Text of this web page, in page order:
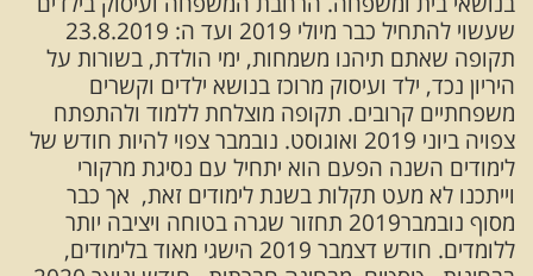
שעשוי להתחיל כבר מיולי 2019 ועד ה: 23.8.2019
תקופה שאתם תיהנו משמחות, ימי הולדת, בשורות על
היריון נכד, ילד ועיסוק מרוכז בנושא ילדים וקשרים
משפחתיים קרובים. תקופה מוצלחת ללמוד ולהתפתח
צפויה ביוני 2019 ואוגוסט. נובמבר צפוי להיות חודש של
לימודים השנה הפעם הוא יתחיל עם נסיגת מרקורי
וייתכנו לא מעט תקלות בשנת לימודים זאת, אך כבר
מסוף נובמבר2019 תחזור שגרה בטוחה ויציבה יותר
ללומדים. חודש דצמבר 2019 הישגי מאוד בלימודים,